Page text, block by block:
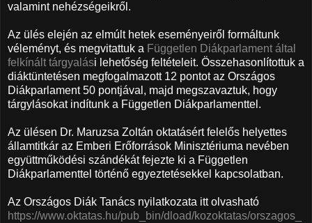
valamint nehézségeikről.
Az ülés elején az elmúlt hetek eseményeiről formáltunk
véleményt, és megvitattuk a Független Diákparlament által
felkínált tárgyalási lehetőség feltételeit. Összehasonlítottuk a
diáktüntetésen megfogalmazott 12 pontot az Országos
Diákparlament 50 pontjával, majd megszavaztuk, hogy
tárgylásokat indítunk a Független Diákparlamenttel.
Az ülésen Dr. Maruzsa Zoltán oktatásért felelős helyettes
államtitkár az Emberi Erőforrások Minisztériuma nevében
együttműködési szándékát fejezte ki a Független
Diákparlamenttel történő egyeztetésekkel kapcsolatban.
Az Országos Diák Tanács nyilatkozata itt olvasható
https://www.oktatas.hu/pub_bin/dload/kozoktatas/orszagos_